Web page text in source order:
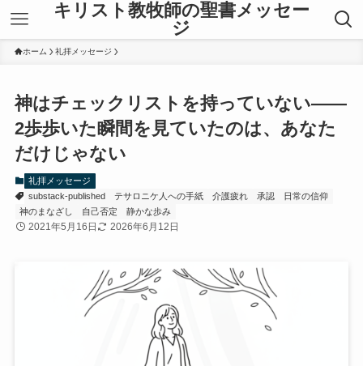
キリスト教牧師の聖書メッセー
ジ
ホーム 礼拝メッセージ
神はチェックリストを持っていない——
2歩歩いた瞬間を見ていたのは、あなた
だけじゃない
礼拝メッセージ
substack-published
テサロニケ人への手紙 介護疲れ 承認
日常の信仰
神のまなざし
自己否定 静かな歩み
2021年5月16日 2026年6月12日